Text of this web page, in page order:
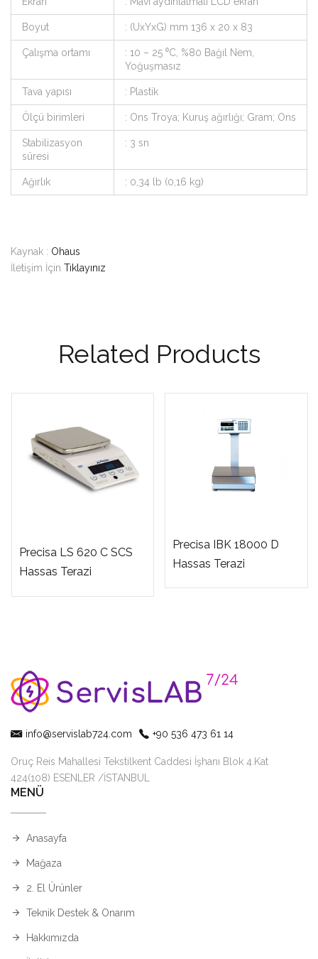
Boyut : (UxYxG) mm 136 x 20 x 83
Çalışma ortamı
: 10 – 25 ⁰C, %80 Bağıl Nem,
Yoğuşmasız
Tava yapısı : Plastik
Ölçü birimleri : Ons Troya; Kuruş ağırlığı; Gram; Ons
Stabilizasyon
süresi
: 3 sn
Ağırlık : 0,34 lb (0,16 kg)
Kaynak : Ohaus
İletişim İçin Tıklayınız
Related Products
Precisa LS 620 C SCS
Hassas Terazi
Precisa IBK 18000 D
Hassas Terazi
info@servislab724.com +90 536 473 61 14
Oruç Reis Mahallesi Tekstilkent Caddesi İşhanı Blok 4.Kat
424(108) ESENLER /İSTANBUL
MENÜ
Anasayfa
Mağaza
2. El Ürünler
Teknik Destek & Onarım
Hakkımızda